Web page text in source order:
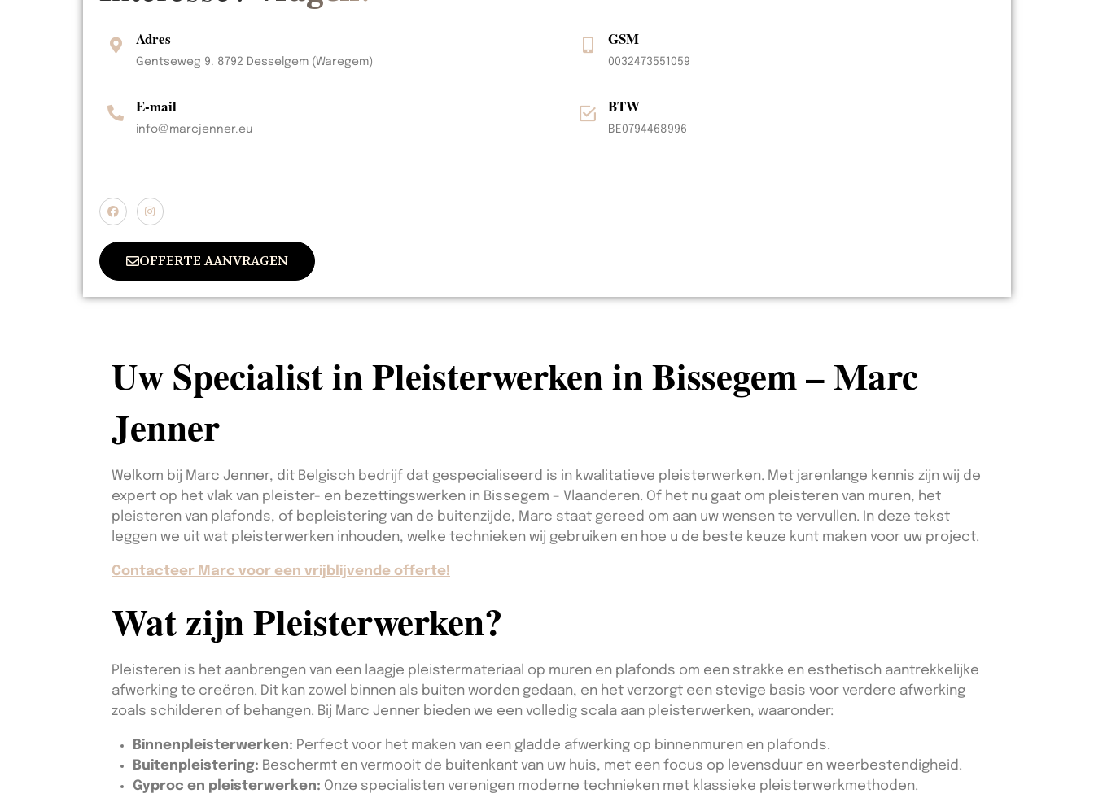
Adres
Gentseweg 9. 8792 Desselgem (Waregem)
GSM
0032473551059
E-mail
info@marcjenner.eu
BTW
BE0794468996
OFFERTE AANVRAGEN
Uw Specialist in Pleisterwerken in Bissegem – Marc
Jenner
Welkom bij Marc Jenner, dit Belgisch bedrijf dat gespecialiseerd is in kwalitatieve pleisterwerken. Met jarenlange kennis zijn wij de
expert op het vlak van pleister- en bezettingswerken in Bissegem – Vlaanderen. Of het nu gaat om pleisteren van muren, het
pleisteren van plafonds, of bepleistering van de buitenzijde, Marc staat gereed om aan uw wensen te vervullen. In deze tekst
leggen we uit wat pleisterwerken inhouden, welke technieken wij gebruiken en hoe u de beste keuze kunt maken voor uw project.
Contacteer Marc voor een vrijblijvende offerte!
Wat zijn Pleisterwerken?
Pleisteren is het aanbrengen van een laagje pleistermateriaal op muren en plafonds om een strakke en esthetisch aantrekkelijke
afwerking te creëren. Dit kan zowel binnen als buiten worden gedaan, en het verzorgt een stevige basis voor verdere afwerking
zoals schilderen of behangen. Bij Marc Jenner bieden we een volledig scala aan pleisterwerken, waaronder:
Binnenpleisterwerken: Perfect voor het maken van een gladde afwerking op binnenmuren en plafonds.
Buitenpleistering: Beschermt en vermooit de buitenkant van uw huis, met een focus op levensduur en weerbestendigheid.
Gyproc en pleisterwerken: Onze specialisten verenigen moderne technieken met klassieke pleisterwerkmethoden.